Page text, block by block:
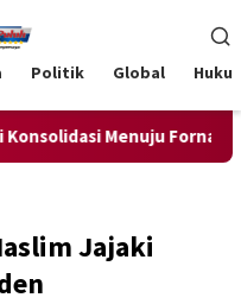
Politik Global
Menuju Fornas 2027
Jajaki